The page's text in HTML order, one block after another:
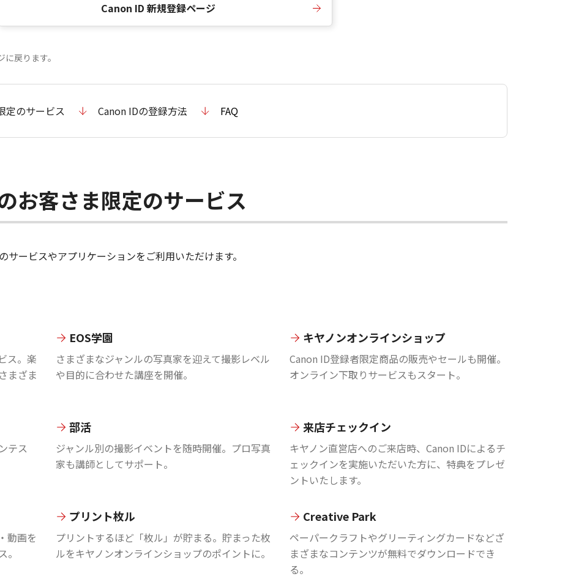
Canon ID 新規登録ページ
戻ります。
定のサービス Canon IDの登録方法 FAQ
お客さま限定のサービス
サービスやアプリケーションをご利用いただけます。
ス。楽
まざま
EOS学園
さまざまなジャンルの写真家を迎えて撮影レベル
や目的に合わせた講座を開催。
キヤノンオンラインショップ
Canon ID登録者限定商品の販売やセールも開催。
オンライン下取りサービスもスタート。
テス
部活
ジャンル別の撮影イベントを随時開催。プロ写真
家も講師としてサポート。
来店チェックイン
キヤノン直営店へのご来店時、Canon IDによるチ
ェックインを実施いただいた方に、特典をプレゼ
ントいたします。
動画を
プリント枚ル
プリントするほど「枚ル」が貯まる。貯まった枚
ルをキヤノンオンラインショップのポイントに。
Creative Park
ペーパークラフトやグリーティングカードなどざ
まざまなコンテンツが無料でダウンロードでき
る。